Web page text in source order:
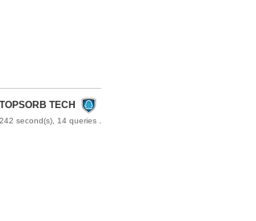
TOPSORB TECH
second(s), 14 queries .